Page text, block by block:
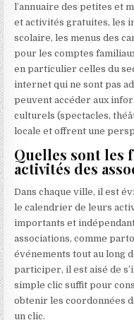
l’annuaire des petites et
et activités gratuites, les
scolaire, les menus des
pour les comptes
en particulier celles du
internet qui ne sont pas
peuvent accéder aux
culturels (spectacles,
locale et offrent une
Quelles sont les
activités des
Dans chaque ville, il est
le calendrier de leurs
importants et
associations, comme
événements tout au long
participer, il est aisé de
simple clic suffit pour
obtenir les coordonnées
un clic.